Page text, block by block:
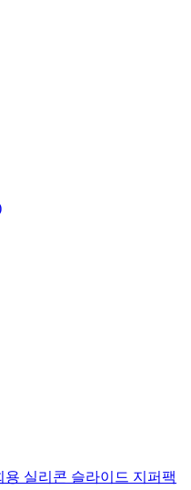
실리콘 슬라이드 지퍼팩